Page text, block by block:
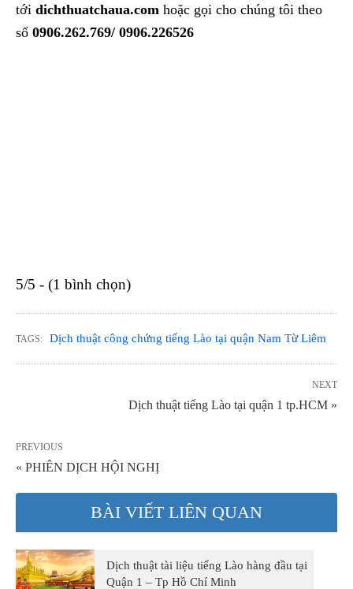
tới dichthuatchaua.com hoặc gọi cho chúng tôi theo
số 0906.262.769/ 0906.226526
5/5 - (1 bình chọn)
TAGS: Dịch thuật công chứng tiếng Lào tại quận Nam Từ Liêm
NEXT
Dịch thuật tiếng Lào tại quận 1 tp.HCM »
PREVIOUS
« PHIÊN DỊCH HỘI NGHỊ
BÀI VIẾT LIÊN QUAN
Dịch thuật tài liệu tiếng Lào hàng đầu tại
Quận 1 – Tp Hồ Chí Minh